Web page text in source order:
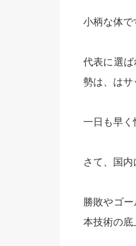
小柄な体で
代表に選
勢は、はサ
一日も早く
さて、国内
勝敗やゴ
本技術の底